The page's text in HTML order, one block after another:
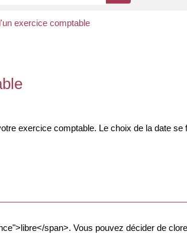
exercice comptable
exercice comptable. Le choix de la date
span>. Vous pouvez décider de